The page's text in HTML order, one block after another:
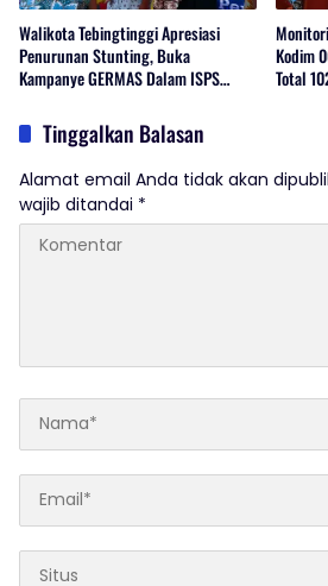
Walikota Tebingtinggi Apresiasi
Penurunan Stunting, Buka
Kampanye GERMAS Dalam ISPS
Kodim
Total
Tinggalkan Balasan
Alamat email Anda tidak akan
wajib ditandai *